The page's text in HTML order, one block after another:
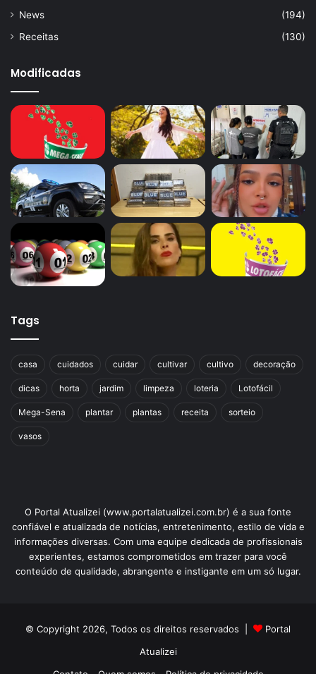
News
(194)
Receitas
(130)
Modificadas
Tags
casa cuidados cuidar cultivar cultivo decoração
dicas horta jardim limpeza loteria Lotofácil
Mega-Sena plantar plantas receita sorteio
vasos
O Portal Atualizei (www.portalatualizei.com.br) é a sua fonte
confiável e atualizada de notícias, entretenimento, estilo de vida e
informações diversas. Com uma equipe dedicada de profissionais
experientes, estamos comprometidos em trazer para você
conteúdo de qualidade, abrangente e instigante em um só lugar.
© Copyright 2026, Todos os direitos reservados |
Portal
Atualizei